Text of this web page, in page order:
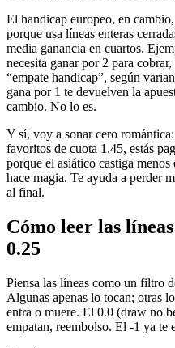
El handicap europeo, en
porque usa líneas enteras
media ganancia en cuartos.
necesita ganar por 2 para
“empate handicap”, según
gana por 1 te devuelven la
cambio. No lo es.
Y sí, voy a sonar cero
favoritos de cuota 1.45, estás
porque el asiático castiga
hace magia. Te ayuda a perder
al final.
Cómo leer las
0.25
Piensa las líneas como un filtro
Algunas apenas lo tocan; otras
entra o muere. El 0.0 (draw no
empatan, reembolso. El -1 ya te